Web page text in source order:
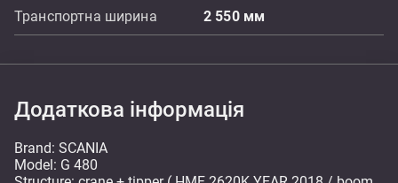
Транспортна ширина 2 550 мм
Додаткова інформація
Brand: SCANIA
Model: G 480